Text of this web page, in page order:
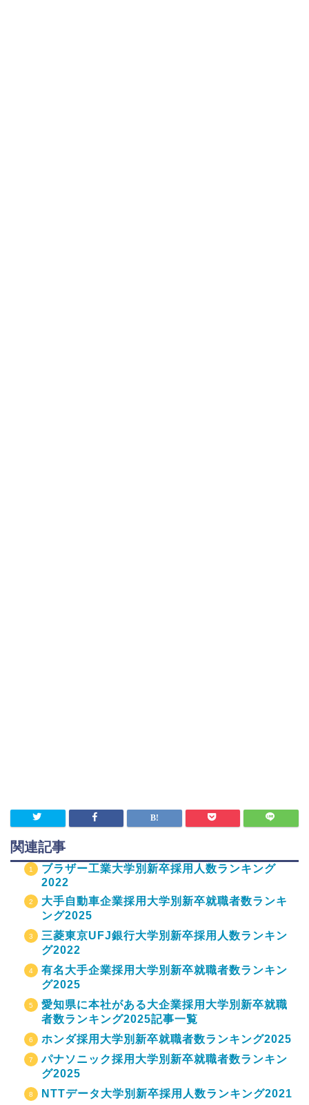
関連記事
ブラザー工業大学別新卒採用人数ランキング
2022
大手自動車企業採用大学別新卒就職者数ランキ
ング2025
三菱東京UFJ銀行大学別新卒採用人数ランキン
グ2022
有名大手企業採用大学別新卒就職者数ランキン
グ2025
愛知県に本社がある大企業採用大学別新卒就職
者数ランキング2025記事一覧
ホンダ採用大学別新卒就職者数ランキング2025
パナソニック採用大学別新卒就職者数ランキン
グ2025
NTTデータ大学別新卒採用人数ランキング2021